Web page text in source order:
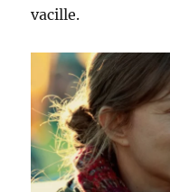
vacille.